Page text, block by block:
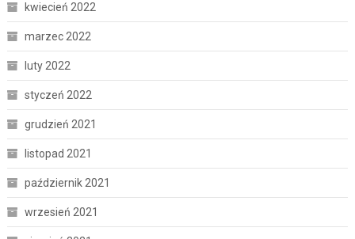
kwiecień 2022
marzec 2022
luty 2022
styczeń 2022
grudzień 2021
listopad 2021
październik 2021
wrzesień 2021